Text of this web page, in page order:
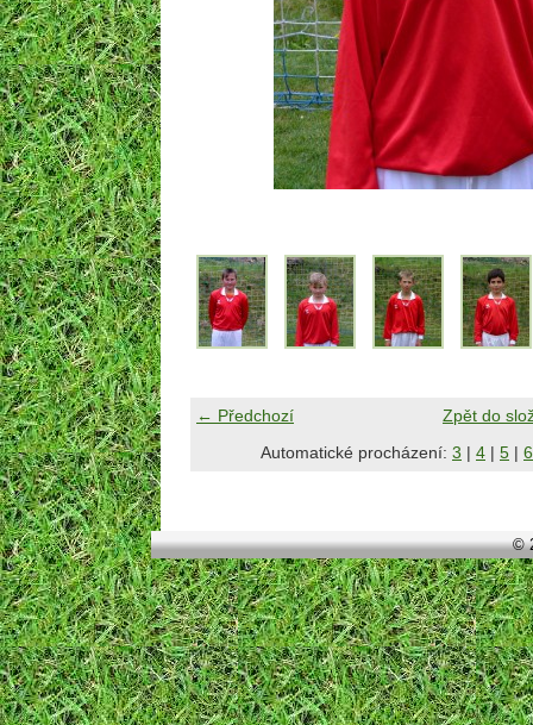
← Předchozí
Zpět do
Automatické procházení: 3 | 4 | 5 | 6
©